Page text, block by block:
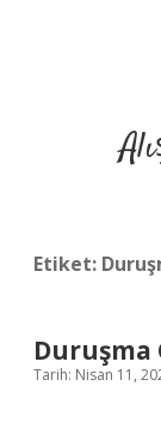
Etiket:
Duruşma
Tarih: Nisan 11,